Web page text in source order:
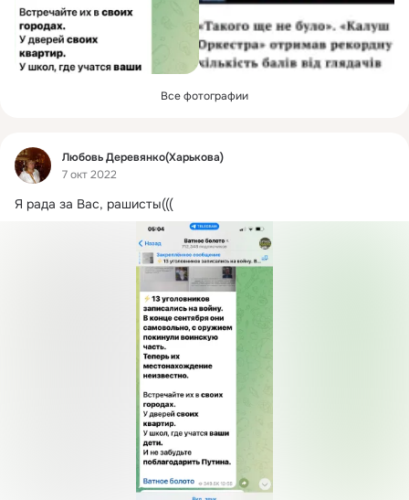
Все фотографии
Фид
Любовь Деревянко(Харькова)
7 окт 2022
Я рада за Вас, рашисты(((